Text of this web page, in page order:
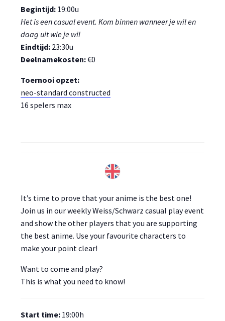
Begintijd: 19:00u
Het is een casual event. Kom binnen wanneer je wil en
daag uit wie je wil
Eindtijd: 23:30u
Deelnamekosten:€0
Toernooi opzet:
neo-standard constructed
16 spelers max
It’s time to prove that your anime is the best one!
Join us in our weekly Weiss/Schwarz casual play event
and show the other players that you are supporting
the best anime. Use your favourite characters to
make your point clear!
Want to come and play?
This is what you need to know!
Start time: 19:00h